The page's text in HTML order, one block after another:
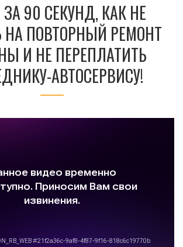
90 СЕКУНД, КАК НЕ
НА ПОВТОРНЫЙ РЕМОНТ
И НЕ ПЕРЕПЛАТИТЬ
АВТОСЕРВИСУ!